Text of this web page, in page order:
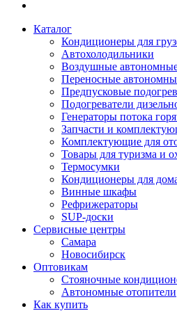
Каталог
Кондиционеры для
Автохолодильники
Воздушные
Переносные
Предпусковые
Подогреватели
Генераторы потока
Запчасти и
Комплектующие для
Товары для туризма и
Термосумки
Кондиционеры для
Винные шкафы
Рефрижераторы
SUP-доски
Сервисные центры
Самара
Новосибирск
Оптовикам
Стояночные
Автономные отопители
Как купить